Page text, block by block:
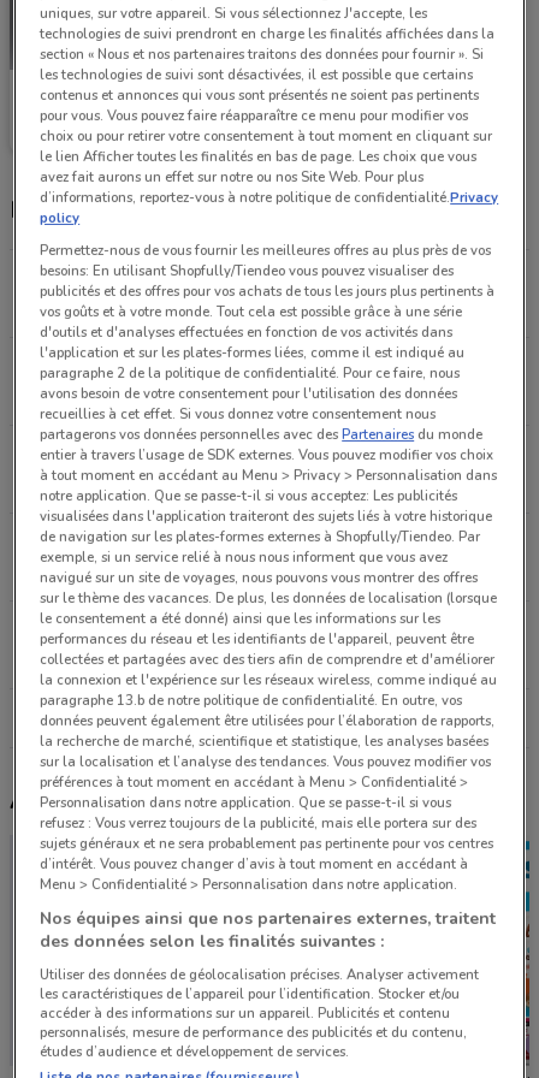
Marc Orian
3 km
Magasins Marc Orian dans les environs
15 parvis de la Défense Paris
3 km
FERMÉ
280 AVENUE GABRIEL PERI Montesson
5.8 km
Avenue A. BRIAND Issy-les-moulineaux
8.7 km
Avenue Charles de Gaulle Le Chesnay
8.8 km
4 Boulevard Gallieni Villeneuve-la-garenne
10.4 km
Tous les magasins Marc Orian
Autres catalogues à proximité
uniques, sur votre appareil. Si vous sélectionnez J'accepte, les
technologies de suivi prendront en charge les finalités affichées dans la
section « Nous et nos partenaires traitons des données pour fournir ». Si
les technologies de suivi sont désactivées, il est possible que certains
contenus et annonces qui vous sont présentés ne soient pas pertinents
pour vous. Vous pouvez faire réapparaître ce menu pour modifier vos
choix ou pour retirer votre consentement à tout moment en cliquant sur
le lien Afficher toutes les finalités en bas de page. Les choix que vous
avez fait aurons un effet sur notre ou nos Site Web. Pour plus
d’informations, reportez-vous à notre politique de confidentialité.Privacy
policy
Permettez-nous de vous fournir les meilleures offres au plus près de vos
besoins: En utilisant Shopfully/Tiendeo vous pouvez visualiser des
publicités et des offres pour vos achats de tous les jours plus pertinents à
vos goûts et à votre monde. Tout cela est possible grâce à une série
d'outils et d'analyses effectuées en fonction de vos activités dans
l'application et sur les plates-formes liées, comme il est indiqué au
paragraphe 2 de la politique de confidentialité. Pour ce faire, nous
avons besoin de votre consentement pour l'utilisation des données
recueillies à cet effet. Si vous donnez votre consentement nous
partagerons vos données personnelles avec desPartenaires du monde
entier à travers l’usage de SDK externes. Vous pouvez modifier vos choix
à tout moment en accédant au Menu > Privacy > Personnalisation dans
notre application. Que se passe-t-il si vous acceptez: Les publicités
visualisées dans l'application traiteront des sujets liés à votre historique
de navigation sur les plates-formes externes à Shopfully/Tiendeo. Par
exemple, si un service relié à nous nous informent que vous avez
navigué sur un site de voyages, nous pouvons vous montrer des offres
sur le thème des vacances. De plus, les données de localisation (lorsque
le consentement a été donné) ainsi que les informations sur les
performances du réseau et les identifiants de l'appareil, peuvent être
collectées et partagées avec des tiers afin de comprendre et d'améliorer
la connexion et l'expérience sur les réseaux wireless, comme indiqué au
paragraphe 13.b de notre politique de confidentialité. En outre, vos
données peuvent également être utilisées pour l’élaboration de rapports,
la recherche de marché, scientifique et statistique, les analyses basées
sur la localisation et l’analyse des tendances. Vous pouvez modifier vos
préférences à tout moment en accédant à Menu > Confidentialité >
Personnalisation dans notre application. Que se passe-t-il si vous
refusez : Vous verrez toujours de la publicité, mais elle portera sur des
sujets généraux et ne sera probablement pas pertinente pour vos centres
d’intérêt. Vous pouvez changer d’avis à tout moment en accédant à
Menu > Confidentialité > Personnalisation dans notre application.
Nos équipes ainsi que nos partenaires externes, traitent
des données selon les finalités suivantes :
Utiliser des données de géolocalisation précises. Analyser activement
les caractéristiques de l’appareil pour l’identification. Stocker et/ou
accéder à des informations sur un appareil. Publicités et contenu
personnalisés, mesure de performance des publicités et du contenu,
études d’audience et développement de services.